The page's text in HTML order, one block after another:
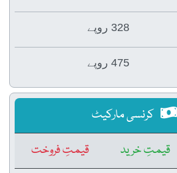
328 روپے
475 روپے
کرنسی مارکیٹ
قیمتِ خرید
قیمتِ فروخت